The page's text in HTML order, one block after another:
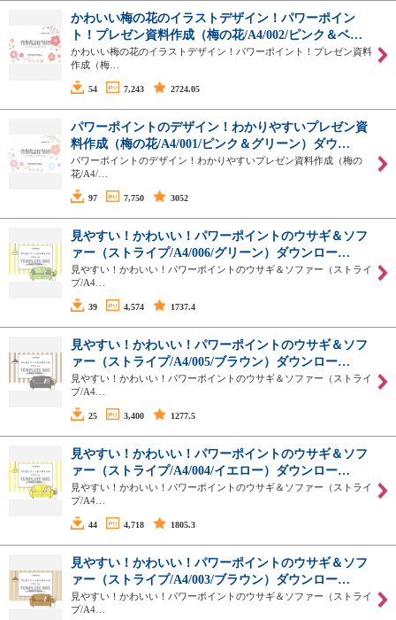
かわいい梅の花のイラストデザイン！パワーポイン
ト！プレゼン資料作成（梅の花/A4/002/ピンク＆ベ…
かわいい梅の花のイラストデザイン！パワーポイント！プレゼン資料
作成（梅…
54 7,243 2724.05
パワーポイントのデザイン！わかりやすいプレゼン資
料作成（梅の花/A4/001/ピンク＆グリーン）ダウ…
パワーポイントのデザイン！わかりやすいプレゼン資料作成（梅の
花/A4/…
97 7,750 3052
見やすい！かわいい！パワーポイントのウサギ＆ソフ
ァー（ストライプ/A4/006/グリーン）ダウンロー…
見やすい！かわいい！パワーポイントのウサギ＆ソファー（ストライ
プ/A4…
39 4,574 1737.4
見やすい！かわいい！パワーポイントのウサギ＆ソフ
ァー（ストライプ/A4/005/ブラウン）ダウンロー…
見やすい！かわいい！パワーポイントのウサギ＆ソファー（ストライ
プ/A4…
25 3,400 1277.5
見やすい！かわいい！パワーポイントのウサギ＆ソフ
ァー（ストライプ/A4/004/イエロー）ダウンロー…
見やすい！かわいい！パワーポイントのウサギ＆ソファー（ストライ
プ/A4…
44 4,718 1805.3
見やすい！かわいい！パワーポイントのウサギ＆ソフ
ァー（ストライプ/A4/003/ブラウン）ダウンロー…
見やすい！かわいい！パワーポイントのウサギ＆ソファー（ストライ
プ/A4…